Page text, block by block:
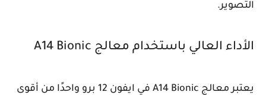
التصوير.
الأداء العالي باستخدام معالج A14 Bionic
يعتبر معالج A14 Bionic في ايفون 12 برو واحدًا من أقوى